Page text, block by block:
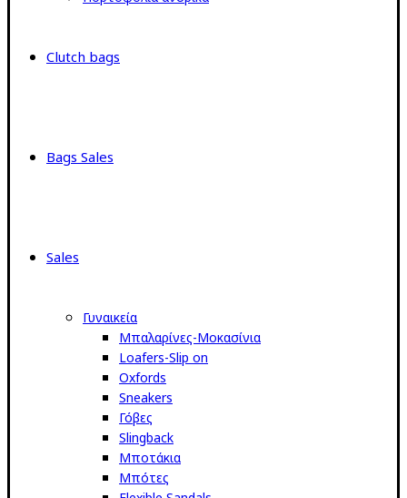
Clutch bags
Bags Sales
Sales
Γυναικεία
Μπαλαρίνες-Μοκασίνια
Loafers-Slip on
Oxfords
Sneakers
Γόβες
Slingback
Μποτάκια
Μπότες